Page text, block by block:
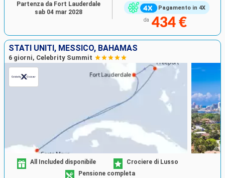
Pagamento in 4X
da 434 €
Partenza da Fort Lauderdale
sab 04 mar 2028
STATI UNITI, MESSICO, BAHAMAS
6 giorni, Celebrity Summit
All Included disponibile
Crociere di Lusso
Pensione completa